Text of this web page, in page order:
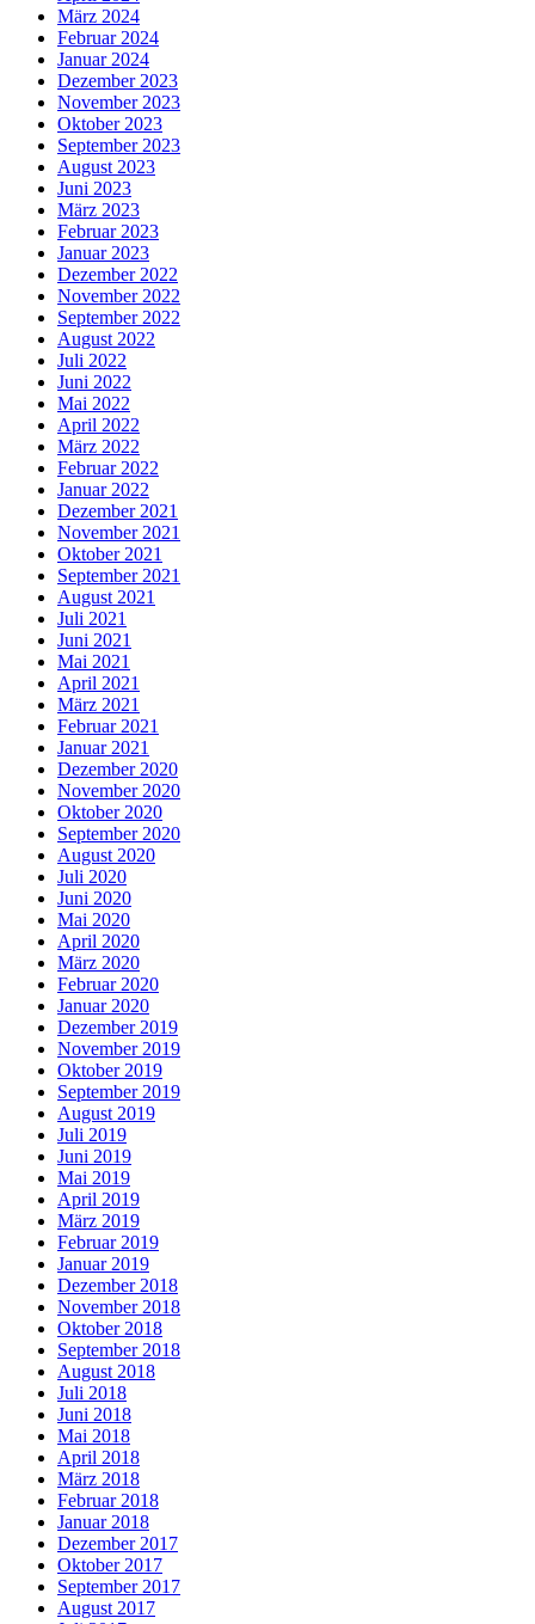
März 2024
Februar 2024
Januar 2024
Dezember 2023
November 2023
Oktober 2023
September 2023
August 2023
Juni 2023
März 2023
Februar 2023
Januar 2023
Dezember 2022
November 2022
September 2022
August 2022
Juli 2022
Juni 2022
Mai 2022
April 2022
März 2022
Februar 2022
Januar 2022
Dezember 2021
November 2021
Oktober 2021
September 2021
August 2021
Juli 2021
Juni 2021
Mai 2021
April 2021
März 2021
Februar 2021
Januar 2021
Dezember 2020
November 2020
Oktober 2020
September 2020
August 2020
Juli 2020
Juni 2020
Mai 2020
April 2020
März 2020
Februar 2020
Januar 2020
Dezember 2019
November 2019
Oktober 2019
September 2019
August 2019
Juli 2019
Juni 2019
Mai 2019
April 2019
März 2019
Februar 2019
Januar 2019
Dezember 2018
November 2018
Oktober 2018
September 2018
August 2018
Juli 2018
Juni 2018
Mai 2018
April 2018
März 2018
Februar 2018
Januar 2018
Dezember 2017
Oktober 2017
September 2017
August 2017